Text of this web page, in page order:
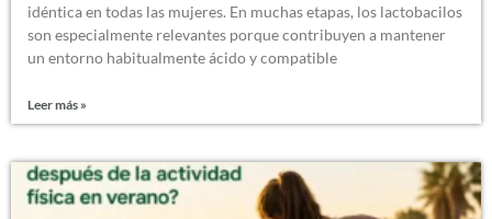
idéntica en todas las mujeres. En muchas etapas, los lactobacilos
son especialmente relevantes porque contribuyen a mantener
un entorno habitualmente ácido y compatible
Leer más »